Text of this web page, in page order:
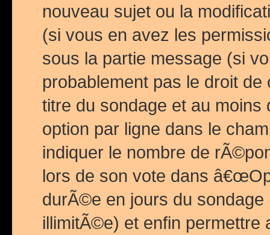
nouveau sujet ou la
(si vous en avez les
sous la partie message (si
probablement pas le droit
titre du sondage et au
option par ligne dans le
indiquer le nombre de
lors de son vote dans
durÃ©e en jours du
illimitÃ©e) et enfin permettre